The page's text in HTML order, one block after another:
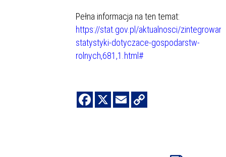
Pełna informacja na ten temat:
https://stat.gov.pl/aktualnosci/
statystyki-dotyczace-gospodarstw-
rolnych,681,1.html#